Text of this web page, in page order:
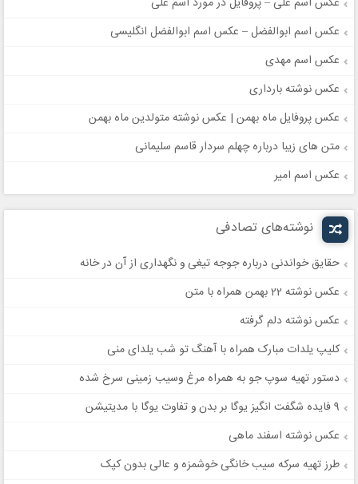
عکس اسم ابوالفضل – عکس اسم ابوالفضل انگلیسی
عکس اسم مهدی
عکس نوشته بارداری
عکس پروفایل ماه بهمن | عکس نوشته متولدین ماه بهمن
متن های زیبا درباره چهلم سردار قاسم سلیمانی
عکس اسم امیر
نوشته‌های تصادفی
حقایق خواندنی درباره جوجه تیغی و نگهداری از آن در خانه
عکس نوشته 22 بهمن همراه با متن
عکس نوشته دلم گرفته
کلیپ‌ یلدات مبارک همراه با آهنگ تو شب یلدای منی
دستور تهیه سوپ جو به همراه مرغ وسیب زمینی سرخ شده
9 فایده شگفت انگیز یوگا بر بدن و تفاوت یوگا با مدیتیشن
عکس نوشته اسفند ماهی
طرز تهیه سرکه سیب خانگی خوشمزه و عالی بدون کپک